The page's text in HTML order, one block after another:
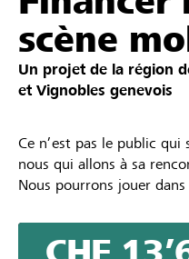
S'inscrire
scène
Un projet de la région
et Vignobles genevois
Ce n’est pas le public qui
nous qui allons à sa
Nous pourrons jouer
les possibilités sont
Le but du Crowfunding